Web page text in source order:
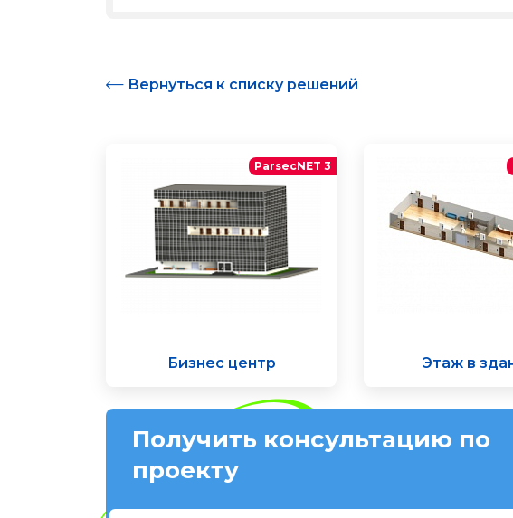
Вернуться к списку решений
ParsecNET 3
Бизнес центр Этаж в
Получить консультацию по
проекту